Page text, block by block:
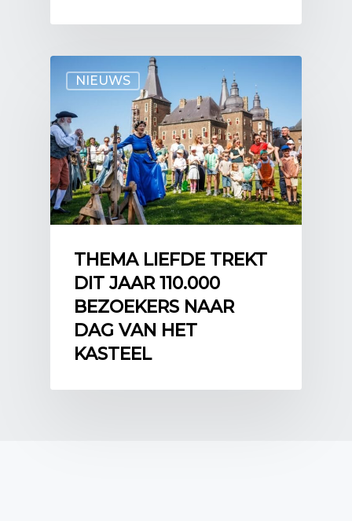
NIEUWS
THEMA LIEFDE TREKT
DIT JAAR 110.000
BEZOEKERS NAAR
DAG VAN HET
KASTEEL